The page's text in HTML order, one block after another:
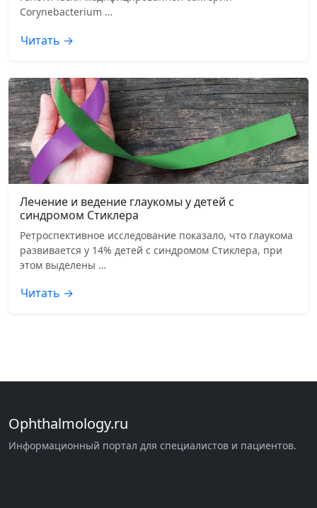
Corynebacterium …
Читать →
Лечение и ведение глаукомы у детей с
синдромом Стиклера
Ретроспективное исследование показало, что глаукома
развивается у 14% детей с синдромом Стиклера, при
этом выделены …
Читать →
Ophthalmology.ru
Информационный портал для специалистов и пациентов.